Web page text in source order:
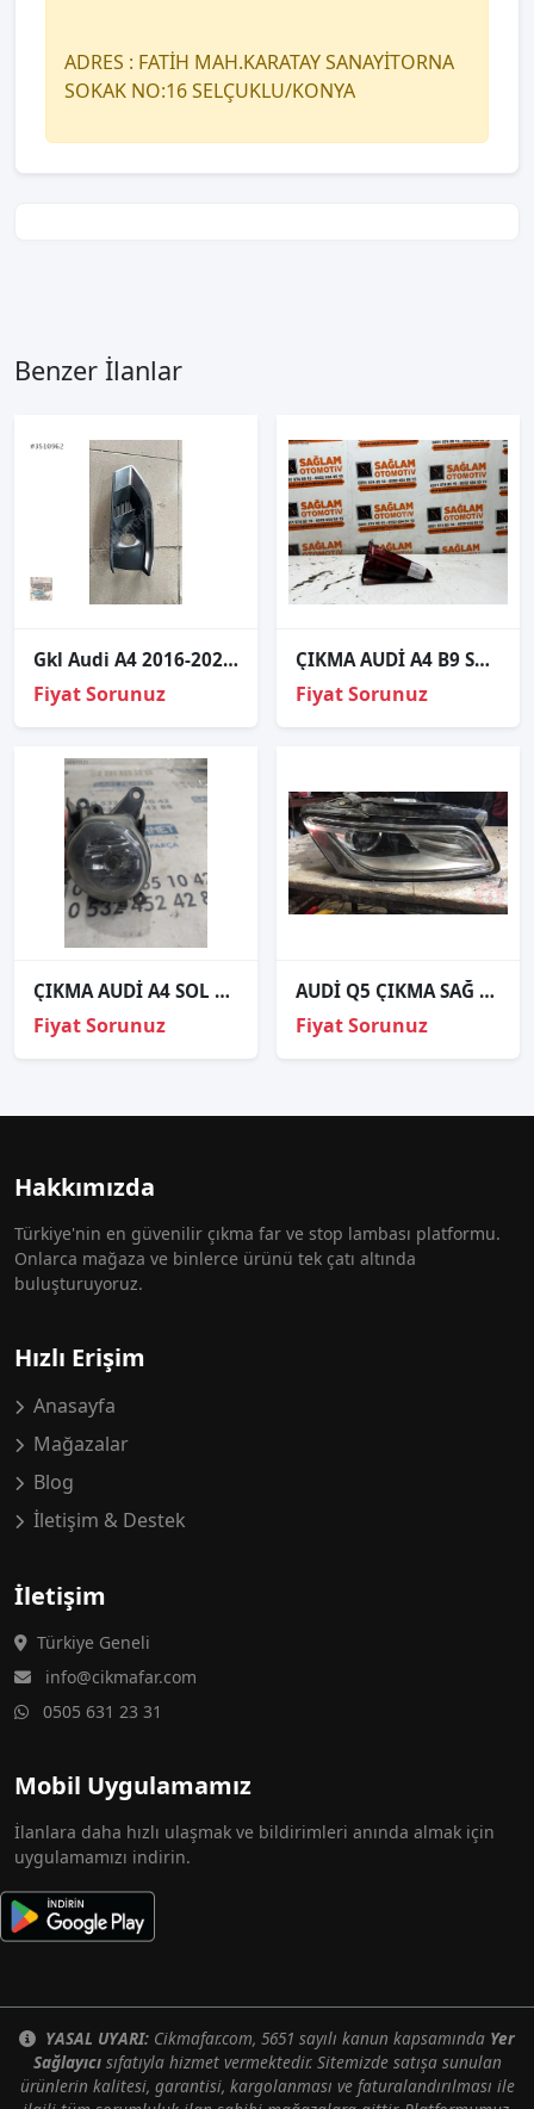
ADRES : FATİH MAH.KARATAY SANAYİTORNA
SOKAK NO:16 SELÇUKLU/KONYA
Benzer İlanlar
Gkl Audi A4 2016-2020 Sis Kapağı Sisli Sağ 8W0807682AK
Fiyat Sorunuz
ÇIKMA AUDİ A4 B9 SOL BAGAJ İÇİ STOP 2SK012247-02
Fiyat Sorunuz
ÇIKMA AUDİ A4 SOL SİS FARI 1999-2001 8D0941699B
Fiyat Sorunuz
AUDİ Q5 ÇIKMA SAĞ FAR
Fiyat Sorunuz
Hakkımızda
Türkiye'nin en güvenilir çıkma far ve stop lambası platformu.
Onlarca mağaza ve binlerce ürünü tek çatı altında
buluşturuyoruz.
Hızlı Erişim
Anasayfa
Mağazalar
Blog
İletişim & Destek
İletişim
Türkiye Geneli
info@cikmafar.com
0505 631 23 31
Mobil Uygulamamız
İlanlara daha hızlı ulaşmak ve bildirimleri anında almak için
uygulamamızı indirin.
YASAL UYARI: Cikmafar.com, 5651 sayılı kanun kapsamında Yer
Sağlayıcısıfatıyla hizmet vermektedir. Sitemizde satışa sunulan
ürünlerin kalitesi, garantisi, kargolanması ve faturalandırılması ile